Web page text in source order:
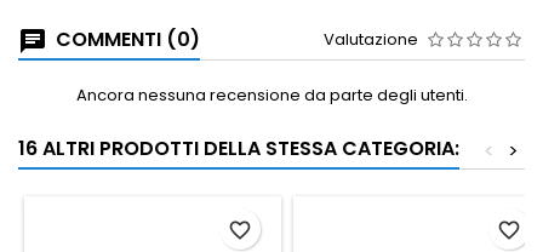
COMMENTI (0) Valutazione
Ancora nessuna recensione da parte degli utenti.
16 ALTRI PRODOTTI DELLA STESSA CATEGORIA: >
<
favorite_border favorite_border